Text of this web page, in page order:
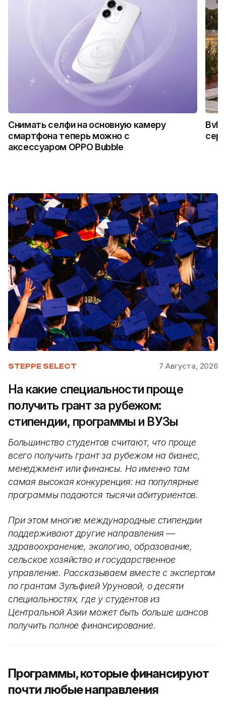
Снимать селфи на основную камеру
смартфона теперь можно с
аксессуаром OPPO Bubble
STEPPE SELECT 7 Августа, 2026
На какие специальности проще
получить грант за рубежом:
стипендии, программы и ВУЗы
Большинство студентов считают, что проще
всего получить грант за рубежом на бизнес,
менеджмент или финансы. Но именно там
самая высокая конкуренция: на популярные
программы подаются тысячи абитуриентов.
При этом многие международные стипендии
поддерживают другие направления —
здравоохранение, экологию, образование,
сельское хозяйство и государственное
управление. Рассказываем вместе с экспертом
по грантам Зульфией Уруновой, о десяти
специальностях, где у студентов из
Центральной Азии может быть больше шансов
получить полное финансирование.
Программы, которые финансируют
почти любые направления